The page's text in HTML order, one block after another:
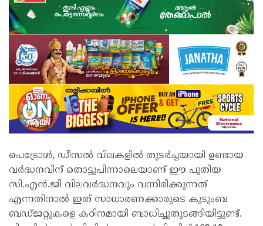
പെട്രോൾ, ഡീസൽ വിലകളിൽ തുടർച്ചയായി ഉണ്ടായ
വർദ്ധനവിന് തൊട്ടുപിന്നാലെയാണ് ഈ പുതിയ
സി.എൻ.ജി വിലവർദ്ധനവും വന്നിരിക്കുന്നത്
എന്നതിനാൽ ഇത് സാധാരണക്കാരുടെ കുടുംബ
ബഡ്ജറ്റുകളെ കഠിനമായി ബാധിച്ചുതുടങ്ങിയിട്ടുണ്ട്.